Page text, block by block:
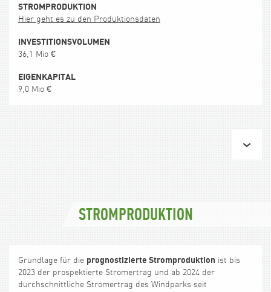
STROMPRODUKTION
Hier geht es zu den Produktionsdaten
INVESTITIONSVOLUMEN
36,1 Mio €
EIGENKAPITAL
9,0 Mio €
STROMPRODUKTION
Grundlage für die prognostizierte Stromproduktion ist bis
2023 der prospektierte Stromertrag und ab 2024 der
durchschnittliche Stromertrag des Windparks seit